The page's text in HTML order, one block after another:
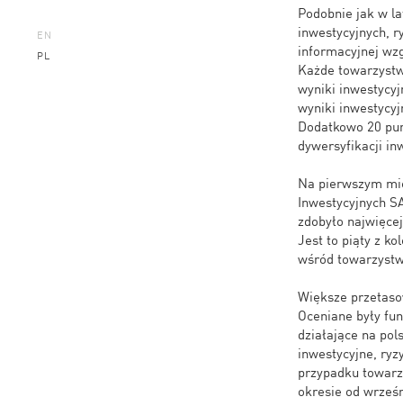
EN
PL
Podobnie jak w
inwestycyjnych,
informacyjnej
Każde
wyniki
wyniki
Dodatkowo 20
dywersyfikacji
Na pierwszym
Inwestycyjnych
zdobyło
Jest to piąty z
wśród
Większe
Oceniane były
działające na
inwestycyjne,
przypadku
okresie od